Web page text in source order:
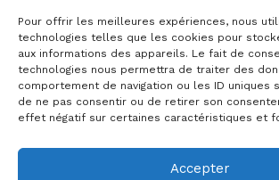
Pour offrir les meilleures expériences, nous
technologies telles que les cookies pour
aux informations des appareils. Le fait de
technologies nous permettra de traiter des
comportement de navigation ou les ID uniques
de ne pas consentir ou de retirer son
effet négatif sur certaines caractéristiques et
Accepter
✉ contact@crige-paca.org